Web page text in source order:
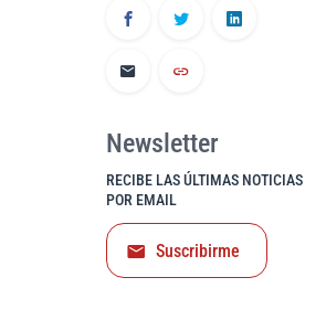
Newsletter
RECIBE LAS ÚLTIMAS NOTICIAS
POR EMAIL
Suscribirme